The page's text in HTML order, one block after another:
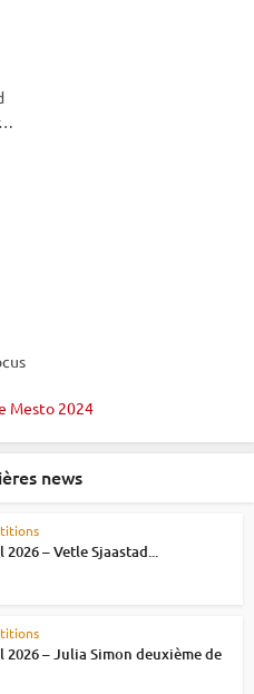
Mesto 2024
news
– Vetle Sjaastad...
2026 – Julia Simon deuxième de